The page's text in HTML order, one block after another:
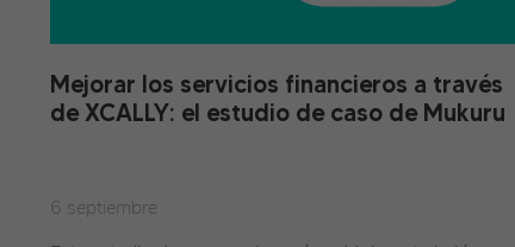
Mejorar los servicios financieros a través
de XCALLY: el estudio de caso de Mukuru
6 septiembre